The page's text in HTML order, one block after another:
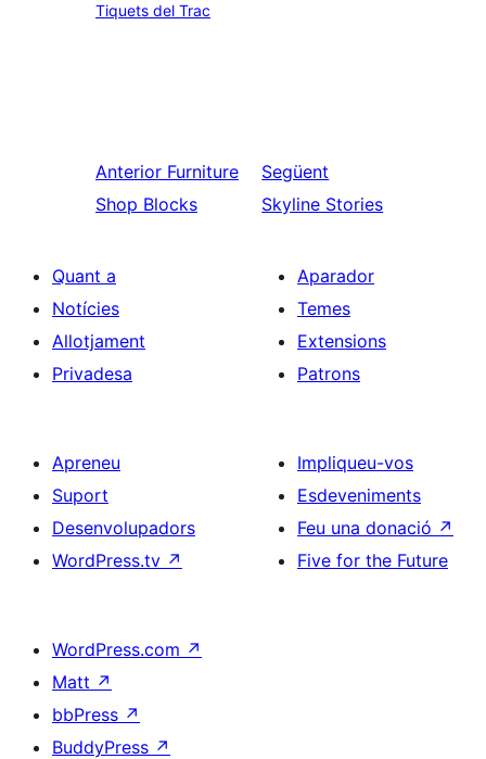
Tiquets del Trac
Anterior Furniture
Shop Blocks
Següent
Skyline Stories
Quant a
Notícies
Allotjament
Privadesa
Aparador
Temes
Extensions
Patrons
Apreneu
Suport
Desenvolupadors
WordPress.tv ↗
Impliqueu-vos
Esdeveniments
Feu una donació ↗
Five for the Future
WordPress.com ↗
Matt ↗
bbPress ↗
BuddyPress ↗